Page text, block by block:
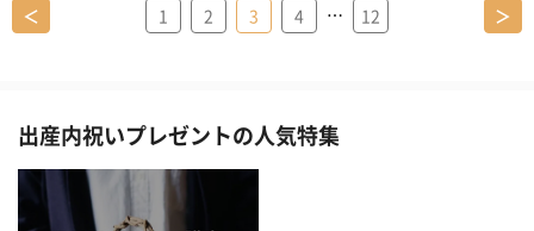
＜ 1 2 3 4 … 12 ＞
出産内祝いプレゼントの人気特集